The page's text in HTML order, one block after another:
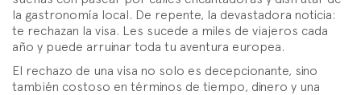
la gastronomía local. De repente, la devastadora noticia:
te rechazan la visa. Les sucede a miles de viajeros cada
año y puede arruinar toda tu aventura europea.
El rechazo de una visa no solo es decepcionante, sino
también costoso en términos de tiempo, dinero y una